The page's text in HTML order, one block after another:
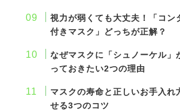
視力が弱くても大丈夫！「コン
付きマスク」どっちが正解？
なぜマスクに「シュノーケル」
っておきたい2つの理由
マスクの寿命と正しいお手入れ
せる3つのコツ